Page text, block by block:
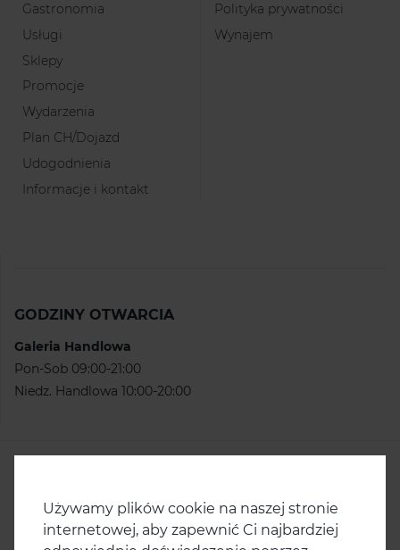
Gastronomia
Usługi
Sklepy
Promocje
Wydarzenia
Plan CH/Dojazd
Udogodnienia
Informacje i kontakt
Polityka prywatności
Wynajem
GODZINY OTWARCIA
Galeria Handlowa
Pon-Sob 09:00-21:00
Niedz. Handlowa 10:00-20:00
KONTAKT
ul. Ku Słońcu 67
71-047 Szczecin
Używamy plików cookie na naszej stronie
internetowej, aby zapewnić Ci najbardziej